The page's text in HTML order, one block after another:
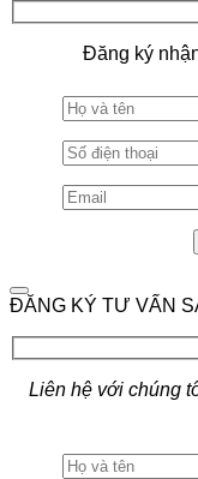
Đăng ký
ĐĂNG KÝ TƯ VẤN
Liên hệ với chúng